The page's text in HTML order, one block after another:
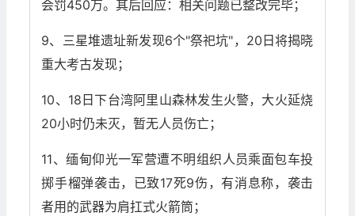
会罚450万。其后回应：相关问题已整改完毕；
9、三星堆遗址新发现6个"祭祀坑"，20日将揭晓
重大考古发现；
10、18日下台湾阿里山森林发生火警，大火延烧
20小时仍未灭，暂无人员伤亡；
11、缅甸仰光一军营遭不明组织人员乘面包车投
掷手榴弹袭击，已致17死9伤，有消息称，袭击
者用的武器为肩扛式火箭筒；